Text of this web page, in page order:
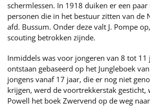
schermlessen. In 1918 duiken er een
personen die in het bestuur zitten van de
afd. Bussum. Onder deze valt J. Pompe
scouting betrokken zijnde.
Inmiddels was voor jongeren van 8 tot 11
ontstaan gebaseerd op het Jungleboek
jongens vanaf 17 jaar, die er nog niet
krijgen, werd de voortrekkerstak gesticht,
Powell het boek Zwervend op de weg